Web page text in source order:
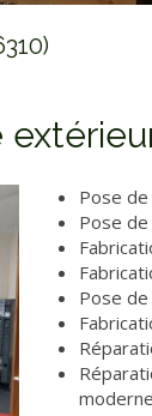
Pose
Pose
Pose